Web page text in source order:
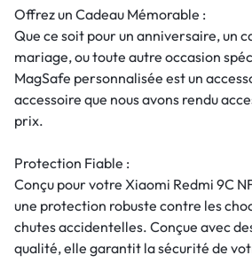
Offrez un Cadeau Mémorable :
Que ce soit pour un anniversaire, un
mariage, ou toute autre occasion
MagSafe personnalisée est un
accessoire que nous avons rendu
prix.
Protection Fiable :
Conçu pour votre Xiaomi Redmi 9C
une protection robuste contre les
chutes accidentelles. Conçue avec
qualité, elle garantit la sécurité de